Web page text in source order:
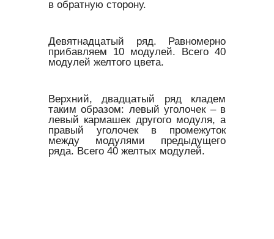
в обратную сторону.
Девятнадцатый ряд. Равномерно
прибавляем 10 модулей. Всего 40
модулей желтого цвета.
Верхний, двадцатый ряд кладем
таким образом: левый уголочек – в
левый кармашек другого модуля, а
правый уголочек в промежуток
между модулями предыдущего
ряда. Всего 40 желтых модулей.